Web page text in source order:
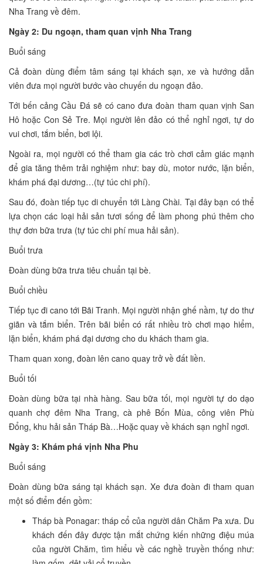
Nha Trang về đêm.
Ngày 2: Du ngoạn, tham quan vịnh Nha Trang
Buổi sáng
Cả đoàn dùng điểm tâm sáng tại khách sạn, xe và hướng dẫn
viên đưa mọi người bước vào chuyến du ngoạn đảo.
Tới bến cảng Cầu Đá sẽ có cano đưa đoàn tham quan vịnh San
Hô hoặc Con Sẻ Tre. Mọi người lên đảo có thể nghỉ ngơi, tự do
vui chơi, tắm biển, bơi lội.
Ngoài ra, mọi người có thể tham gia các trò chơi cảm giác mạnh
để gia tăng thêm trải nghiệm như: bay dù, motor nước, lặn biển,
khám phá đại dương…(tự túc chi phí).
Sau đó, đoàn tiếp tục di chuyển tới Làng Chài. Tại đây bạn có thể
lựa chọn các loại hải sản tươi sống để làm phong phú thêm cho
thự đơn bữa trưa (tự túc chi phí mua hải sản).
Buổi trưa
Đoàn dùng bữa trưa tiêu chuẩn tại bè.
Buổi chiều
Tiếp tục đi cano tới Bãi Tranh. Mọi người nhận ghế nầm, tự do thư
giãn và tắm biển. Trên bãi biển có rất nhiều trò chơi mạo hiểm,
lặn biển, khám phá đại dương cho du khách tham gia.
Tham quan xong, đoàn lên cano quay trở về đất liền.
Buổi tối
Đoàn dùng bữa tại nhà hàng. Sau bữa tối, mọi người tự do dạo
quanh chợ đêm Nha Trang, cà phê Bốn Mùa, công viên Phù
Đổng, khu hải sản Tháp Bà…Hoặc quay về khách sạn nghỉ ngơi.
Ngày 3: Khám phá vịnh Nha Phu
Buổi sáng
Đoàn dùng bữa sáng tại khách sạn. Xe đưa đoàn đi tham quan
một số điểm đến gồm:
Tháp bà Ponagar: tháp cổ của người dân Chăm Pa xưa. Du
khách đến đây được tận mắt chứng kiến những điệu múa
của người Chăm, tìm hiểu về các nghề truyền thống như: